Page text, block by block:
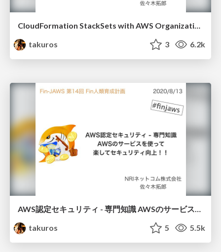
CloudFormation StackSets with AWS Organizations
takuros
3 6.2k
AWS認定セキュリティ - 専門知識 AWSのサービスを使って楽してセキュリティ向上！！
takuros
5 5.5k